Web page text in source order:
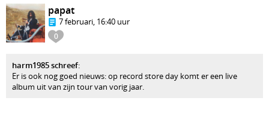
0
papat
7 februari, 16:40 uur
harm1985 schreef:
Er is ook nog goed nieuws: op record store day komt er een live
album uit van zijn tour van vorig jaar.